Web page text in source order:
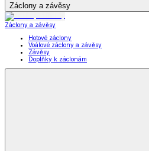
Záclony a závěsy
Záclony a závěsy
Hotové záclony
Voálové záclony a závěsy
Závěsy
Doplňky k záclonám